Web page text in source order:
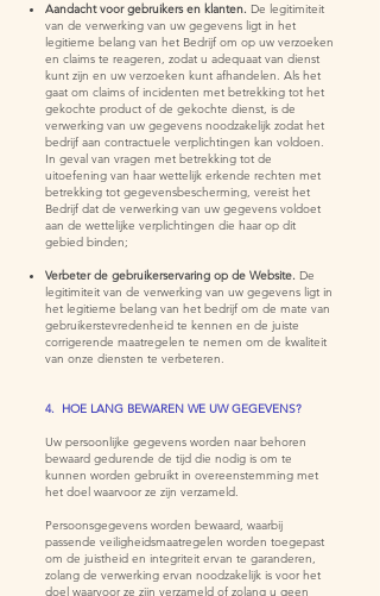
Aandacht voor gebruikers en klanten. De legitimiteit
van de verwerking van uw gegevens ligt in het
legitieme belang van het Bedrijf om op uw verzoeken
en claims te reageren, zodat u adequaat van dienst
kunt zijn en uw verzoeken kunt afhandelen. Als het
gaat om claims of incidenten met betrekking tot het
gekochte product of de gekochte dienst, is de
verwerking van uw gegevens noodzakelijk zodat het
bedrijf aan contractuele verplichtingen kan voldoen.
In geval van vragen met betrekking tot de
uitoefening van haar wettelijk erkende rechten met
betrekking tot gegevensbescherming, vereist het
Bedrijf dat de verwerking van uw gegevens voldoet
aan de wettelijke verplichtingen die haar op dit
gebied binden;
Verbeter de gebruikerservaring op de Website. De
legitimiteit van de verwerking van uw gegevens ligt in
het legitieme belang van het bedrijf om de mate van
gebruikerstevredenheid te kennen en de juiste
corrigerende maatregelen te nemen om de kwaliteit
van onze diensten te verbeteren.
4. HOE LANG BEWAREN WE UW GEGEVENS?
Uw persoonlijke gegevens worden naar behoren
bewaard gedurende de tijd die nodig is om te
kunnen worden gebruikt in overeenstemming met
het doel waarvoor ze zijn verzameld.
Persoonsgegevens worden bewaard, waarbij
passende veiligheidsmaatregelen worden toegepast
om de juistheid en integriteit ervan te garanderen,
zolang de verwerking ervan noodzakelijk is voor het
doel waarvoor ze zijn verzameld of zolang u geen